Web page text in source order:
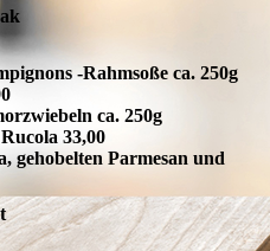
-Rahmsoße ca. 250g
ca. 250g
33,00
gehobelten Parmesan und